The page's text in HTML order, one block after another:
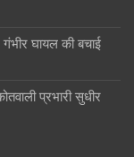
घायल की बचाई
प्रभारी सुधीर